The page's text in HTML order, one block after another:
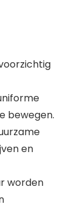
bewegen.
en
worden